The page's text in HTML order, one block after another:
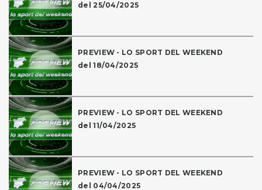
del 25/04/2025
PREVIEW - LO SPORT DEL WEEKEND
del 18/04/2025
PREVIEW - LO SPORT DEL WEEKEND
del 11/04/2025
PREVIEW - LO SPORT DEL WEEKEND
del 04/04/2025